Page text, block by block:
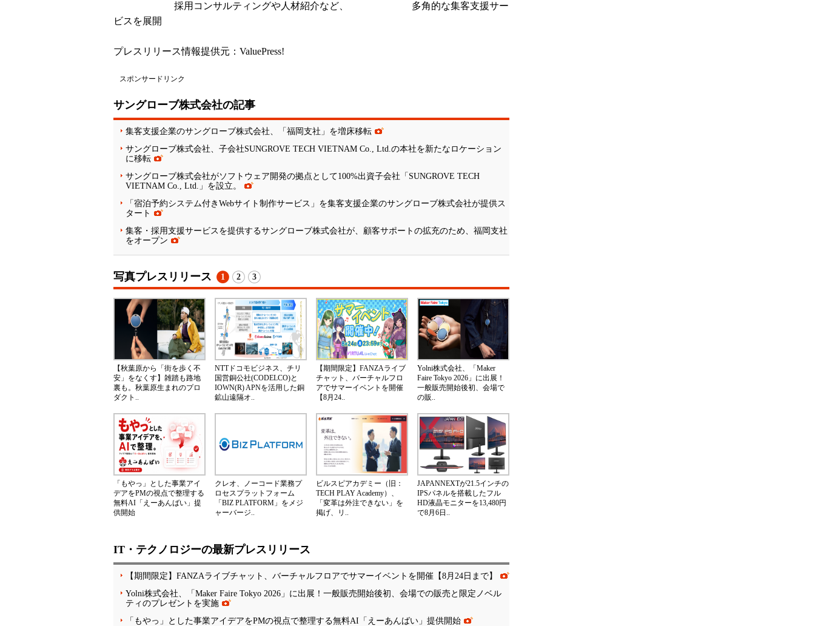
採用コンサルティングや人材紹介など、 多角的な集客支援サー
ビスを展開
プレスリリース情報提供元： ValuePress!
スポンサードリンク
サングローブ株式会社の記事
集客支援企業のサングローブ株式会社、「福岡支社」を増床移転
サングローブ株式会社、子会社SUNGROVE TECH VIETNAM Co., Ltd.の本社を新たなロケーション
に移転
サングローブ株式会社がソフトウェア開発の拠点として100%出資子会社「SUNGROVE TECH
VIETNAM Co., Ltd.」を設立。
「宿泊予約システム付きWebサイト制作サービス」を集客支援企業のサングローブ株式会社が提供ス
タート
集客・採用支援サービスを提供するサングローブ株式会社が、顧客サポートの拡充のため、福岡支社
をオープン
写真プレスリリース 1 2 3
【秋葉原から「街を歩く不
安」をなくす】雑踏も路地
裏も。秋葉原生まれのプロ
ダクト..
NTTドコモビジネス、チリ
国営銅公社(CODELCO)と
IOWN(R) APNを活用した銅
鉱山遠隔オ..
【期間限定】FANZAライブ
チャット、バーチャルフロ
アでサマーイベントを開催
【8月24..
Yolni株式会社、「Maker
Faire Tokyo 2026」に出展！
一般販売開始後初、会場で
の販..
「もやっ」とした事業アイ
デアをPMの視点で整理する
無料AI「えーあんばい」提
供開始
クレオ、ノーコード業務プ
ロセスプラットフォーム
「BIZ PLATFORM」をメジ
ャーバージ..
ビルスピアカデミー（旧：
TECH PLAY Academy）、
「変革は外注できない」を
掲げ、リ..
JAPANNEXTが21.5インチの
IPSパネルを搭載したフル
HD液晶モニターを13,480円
で8月6日..
IT・テクノロジーの最新プレスリリース
【期間限定】FANZAライブチャット、バーチャルフロアでサマーイベントを開催【8月24日まで】
Yolni株式会社、「Maker Faire Tokyo 2026」に出展！一般販売開始後初、会場での販売と限定ノベル
ティのプレゼントを実施
「もやっ」とした事業アイデアをPMの視点で整理する無料AI「えーあんばい」提供開始